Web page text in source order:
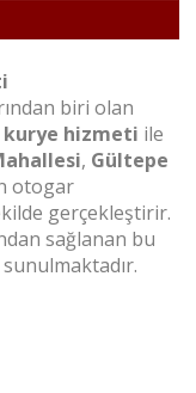
biri olan
hizmeti ile
, Gültepe
otogar
gerçekleştirir.
sağlanan bu